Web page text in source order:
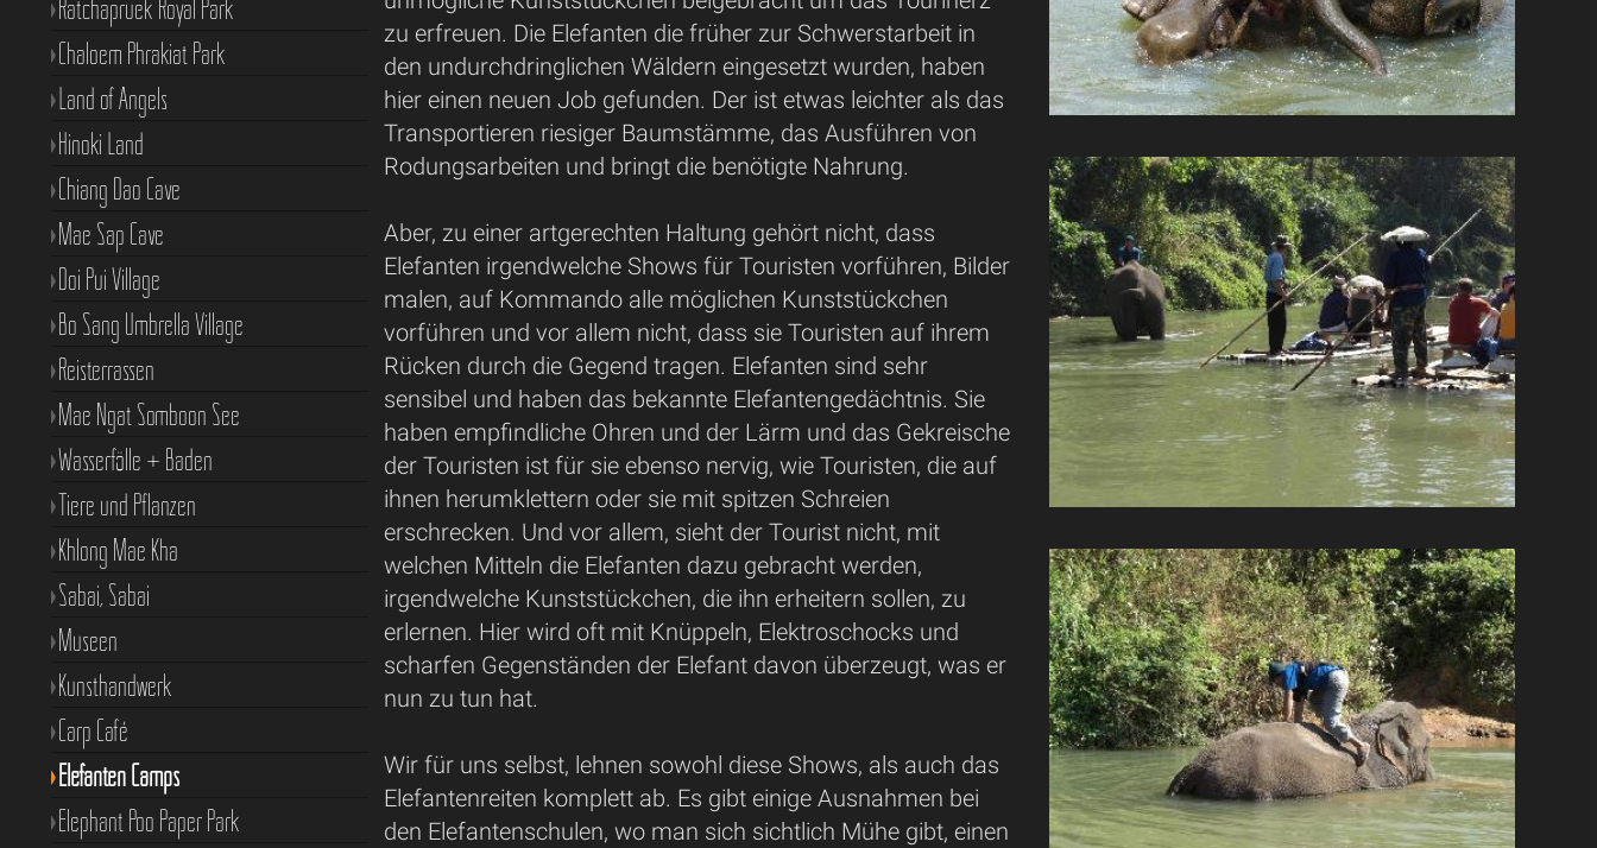
zu erfreuen. Die Elefanten die früher zur Schwerstarbeit in
den undurchdringlichen Wäldern eingesetzt wurden, haben
hier einen neuen Job gefunden. Der ist etwas leichter als das
Transportieren riesiger Baumstämme, das Ausführen von
Rodungsarbeiten und bringt die benötigte Nahrung.
Aber, zu einer artgerechten Haltung gehört nicht, dass
Elefanten irgendwelche Shows für Touristen vorführen, Bilder
malen, auf Kommando alle möglichen Kunststückchen
vorführen und vor allem nicht, dass sie Touristen auf ihrem
Rücken durch die Gegend tragen. Elefanten sind sehr
sensibel und haben das bekannte Elefantengedächtnis. Sie
haben empfindliche Ohren und der Lärm und das Gekreische
der Touristen ist für sie ebenso nervig, wie Touristen, die auf
ihnen herumklettern oder sie mit spitzen Schreien
erschrecken. Und vor allem, sieht der Tourist nicht, mit
welchen Mitteln die Elefanten dazu gebracht werden,
irgendwelche Kunststückchen, die ihn erheitern sollen, zu
erlernen. Hier wird oft mit Knüppeln, Elektroschocks und
scharfen Gegenständen der Elefant davon überzeugt, was er
nun zu tun hat.
Wir für uns selbst, lehnen sowohl diese Shows, als auch das
Elefantenreiten komplett ab. Es gibt einige Ausnahmen bei
den Elefantenschulen, wo man sich sichtlich Mühe gibt, einen
Ratchapruek Royal Park
Chaloem Phrakiat Park
Land of Angels
Hinoki Land
Chiang Dao Cave
Mae Sap Cave
Doi Pui Village
Bo Sang Umbrella Village
Reisterrassen
Mae Ngat Somboon See
Wasserfälle + Baden
Tiere und Pflanzen
Khlong Mae Kha
Sabai, Sabai
Museen
Kunsthandwerk
Carp Café
Elefanten Camps
Elephant Poo Paper Park